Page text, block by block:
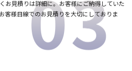
お見積りは詳細に。お客様にご納得していた
客様目線でのお見積りを大切にしておりま